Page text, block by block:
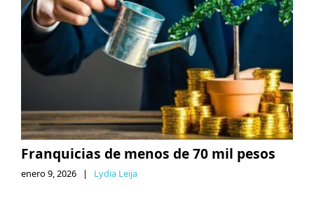
Franquicias de menos de 70 mil pesos
enero 9, 2026 | Lydia Leija